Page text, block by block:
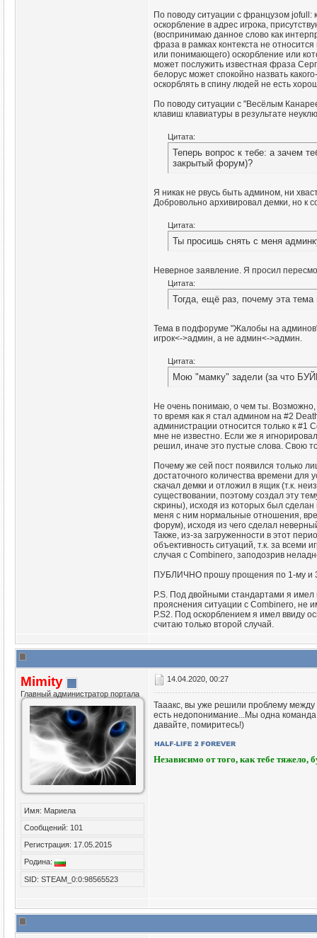
По поводу ситуации с французом jofull:
оскорбление в адрес игрока,
(воспринимаю данное слово как
фраза в рамках контекста не
или понимающего) оскорбление или
может послужить известная фраза
белорус может спокойно назвать
оскорблять в спину людей не есть
По поводу ситуации с "Весёлым
клавиш клавиатуры в результате
Цитата:
Теперь вопрос к тебе: а зачем
закрытый форум)?
Я никак не рвусь быть админом, ни
Добровольно архивировал демки, но к
Цитата:
Ты просишь снять с меня
Неверное заявление. Я просил
Цитата:
Тогда, ещё раз, почему эта
Тема в подфоруме "Жалобы на
игрок<->админ, а не админ<->админ.
Цитата:
Мою "мамку" задели (за что
Не очень понимаю, о чем ты.
то время как я стал админом на #2
администрации относится только к
мне не известно. Если же я
решил, иначе это пустые слова. Свою
Почему же сей пост появился только
достаточного количества времени для
скачал демки и отложил в ящик (т.к.
существовании, поэтому создал эту
скрины), исходя из которых был
меня с ним нормальные отношения,
форум), исходя из чего сделал
Также, из-за загруженности в этот
объективность ситуаций, т.к. за всеми
случая с Combinero, заподозрив
ПУБЛИЧНО прошу прощения по 1-му и
P.S. Под двойными стандартами я
прояснения ситуации с Combinero, не
P.S2. Под оскорблением я имел ввиду
считаю только второй случай.
Mimity
Главный администратор портала
Имя: Мариела
Сообщений: 101
Регистрация: 17.05.2015
Родина:
SID: STEAM_0:0:98565523
14.04.2020, 00:27
Тааакс, вы уже решили проблему между
есть недопонимание...Мы одна команда
давайте, помиритесь!)
Независимо от того, как тебе тяжело,